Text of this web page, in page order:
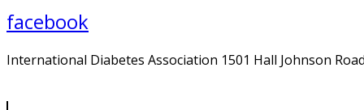
facebook
International Diabetes Association 1501 Hall Johnson